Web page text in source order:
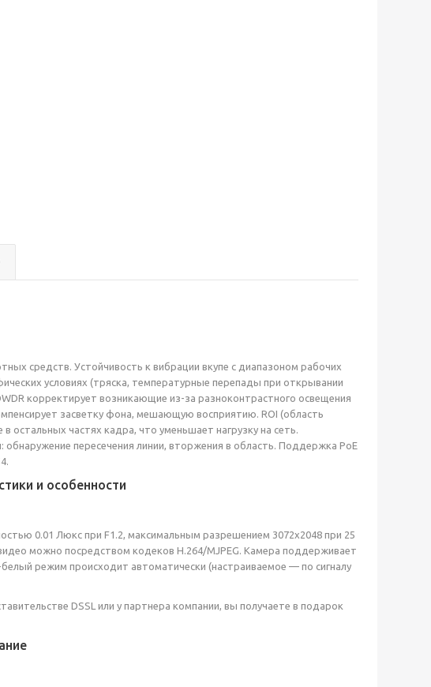
средств. Устойчивость к вибрации вкупе с диапазоном рабочих
условиях (тряска, температурные перепады при открывании
корректирует возникающие из-за разноконтрастного освещения
засветку фона, мешающую восприятию. ROI (область
частях кадра, что уменьшает нагрузку на сеть.
пересечения линии, вторжения в область. Поддержка PoE
и особенности
0.01 Люкс при F1.2, максимальным разрешением 3072x2048 при 25
можно посредством кодеков H.264/MJPEG. Камера поддерживает
режим происходит автоматически (настраиваемое — по сигналу
DSSL или у партнера компании, вы получаете в подарок